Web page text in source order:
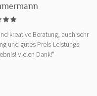
kreative Beratung, auch sehr
und gutes Preis-Leistungs
Vielen Dank!"